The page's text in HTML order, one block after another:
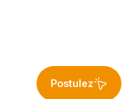
Postulez